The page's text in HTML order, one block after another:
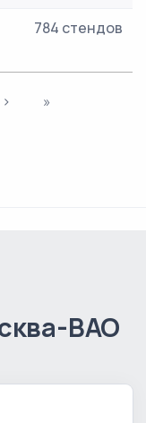
784 стендов
› »
ВАО